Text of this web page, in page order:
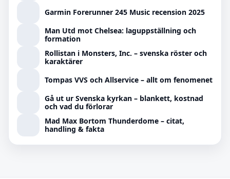
Garmin Forerunner 245 Music recension 2025
Man Utd mot Chelsea: laguppställning och
formation
Rollistan i Monsters, Inc. – svenska röster och
karaktärer
Tompas VVS och Allservice – allt om fenomenet
Gå ut ur Svenska kyrkan – blankett, kostnad
och vad du förlorar
Mad Max Bortom Thunderdome – citat,
handling & fakta